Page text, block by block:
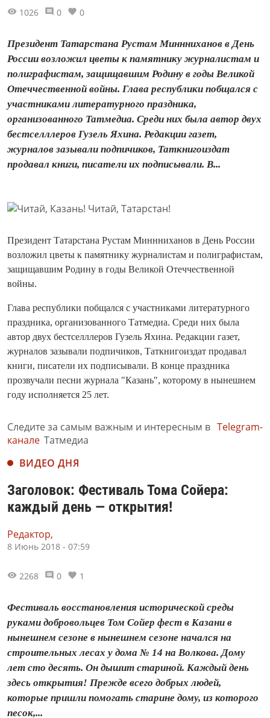
1026 0 0
Президент Татарстана Рустам Миннниханов в День
России возложил цветы к памятнику журналистам и
полиграфистам, защищавшим Родину в годы Великой
Отеччественной войны. Глава республики побщался с
участниками литературного праздника,
организованного Татмедиа. Среди них была автор двух
бестселллеров Гузель Яхина. Редакции газет,
журналов зазывали подпичиков, Таткнигоиздат
продавал книги, писатели их подписывали. В...
Президент Татарстана Рустам Миннниханов в День России
возложил цветы к памятнику журналистам и полиграфистам,
защищавшим Родину в годы Великой Отеччественной
войны.
Глава республики побщался с участниками литературного
праздника, организованного Татмедиа. Среди них была
автор двух бестселллеров Гузель Яхина. Редакции газет,
журналов зазывали подпичиков, Таткнигоиздат продавал
книги, писатели их подписывали. В конце праздника
прозвучали песни журнала "Казань", которому в нынешнем
году исполняется 25 лет.
Следите за самым важным и интересным в Telegram-
канале Татмедиа
ВИДЕО ДНЯ
Заголовок: Фестиваль Тома Сойера:
каждый день — открытия!
Редактор,
8 Июнь 2018 - 07:59
2268 0 1
Фестиваль восстановления исторической среды
руками добровольцев Том Сойер фест в Казани в
нынешнем сезоне в нынешнем сезоне начался на
строительных лесах у дома № 14 на Волкова. Дому
лет сто десять. Он дышит стариной. Каждый день
здесь открытия! Прежде всего добрых людей,
которые пришли помогать старине дому, из которого
песок,...